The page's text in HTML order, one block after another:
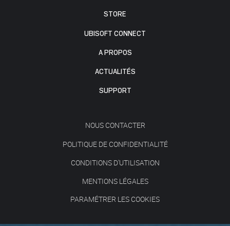
STORE
UBISOFT CONNECT
A PROPOS
ACTUALITÉS
SUPPORT
NOUS CONTACTER
POLITIQUE DE CONFIDENTIALITÉ
CONDITIONS D'UTILISATION
MENTIONS LÉGALES
PARAMÉTRER LES COOKIES